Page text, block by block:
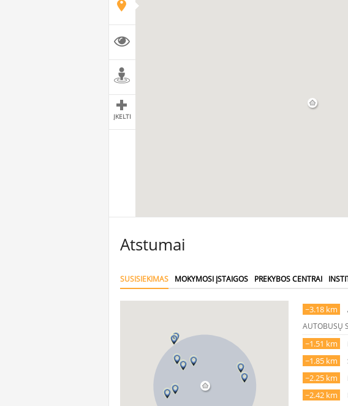
ĮKELTI
Atstumai
SUSISIEKIMAS MOKYMOSI ĮSTAIGOS PREKYBOS CENTRAI
~3.18 km
AUTOBUSŲ
~1.51 km
~1.85 km
~2.25 km
~2.42 km